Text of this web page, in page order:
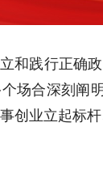
和践行正确
场合深刻阐
创业立起标